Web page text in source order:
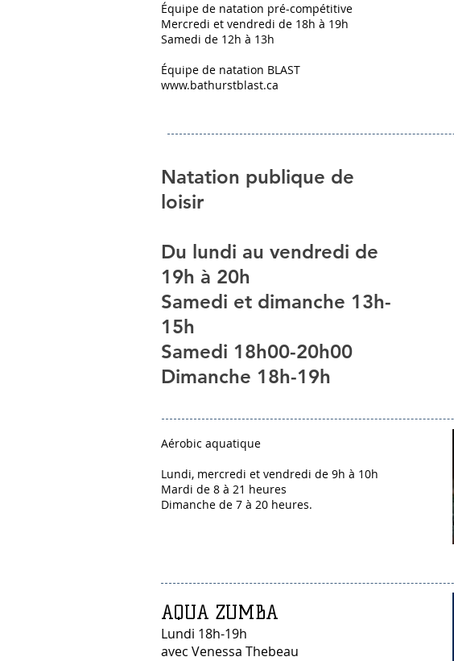
Équipe de natation pré-compétitive
Mercredi et vendredi de 18h à 19h
Samedi de 12h à 13h
Équipe de natation BLAST
www.bathurstblast.ca
Natation publique de
loisir
Du lundi au vendredi de
19h à 20h
Samedi et dimanche 13h-
15h
Samedi 18h00-20h00
Dimanche 18h-19h
Aérobic aquatique
Lundi, mercredi et vendredi de 9h à 10h
Mardi de 8 à 21 heures
Dimanche de 7 à 20 heures.
AQUA ZUMBA
Lundi 18h-19h
avec Venessa Thebeau